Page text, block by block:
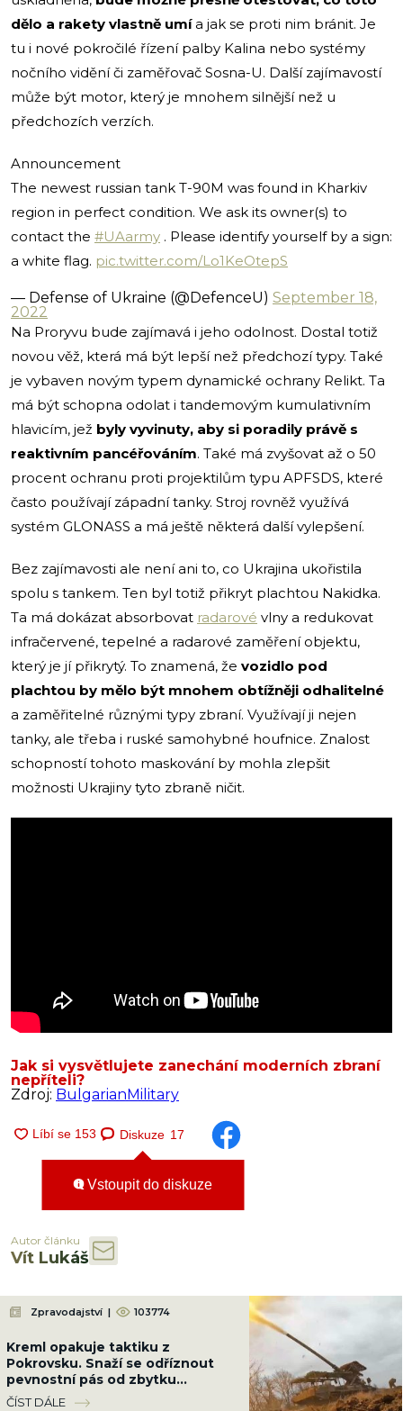
dělo a rakety vlastně umía jak se proti nim bránit. Je
tu i nové pokročilé řízení palby Kalina nebo systémy
nočního vidění či zaměřovač Sosna-U. Další zajímavostí
může být motor, který je mnohem silnější než u
předchozích verzích.
Announcement
The newest russian tank T-90M was found in Kharkiv
region in perfect condition. We ask its owner(s) to
contact the #UAarmy . Please identify yourself by a sign:
a white flag. pic.twitter.com/Lo1KeOtepS
— Defense of Ukraine (@DefenceU) September 18,
2022
Na Proryvu bude zajímavá i jeho odolnost. Dostal totiž
novou věž, která má být lepší než předchozí typy. Také
je vybaven novým typem dynamické ochrany Relikt. Ta
má být schopna odolat i tandemovým kumulativním
hlavicím, jež byly vyvinuty, aby si poradily právě s
reaktivním pancéřováním. Také má zvyšovat až o 50
procent ochranu proti projektilům typu APFSDS, které
často používají západní tanky. Stroj rovněž využívá
systém GLONASS a má ještě některá další vylepšení.
Bez zajímavosti ale není ani to, co Ukrajina ukořistila
spolu s tankem. Ten byl totiž přikryt plachtou Nakidka.
Ta má dokázat absorbovat radarové vlny a redukovat
infračervené, tepelné a radarové zaměření objektu,
který je jí přikrytý. To znamená, že vozidlo pod
plachtou by mělo být mnohem obtížněji odhalitelné
a zaměřitelné různými typy zbraní. Využívají ji nejen
tanky, ale třeba i ruské samohybné houfnice. Znalost
schopností tohoto maskování by mohla zlepšit
možnosti Ukrajiny tyto zbraně ničit.
Jak si vysvětlujete zanechání moderních zbraní
nepříteli?
Zdroj: BulgarianMilitary
Diskuze 17
Vstoupit do diskuze
Autor článku
Vít Lukáš
Zpravodajství | 103774
Kreml opakuje taktiku z
Pokrovsku. Snaží se odříznout
pevnostní pás od zbytku
Ukrajiny, než ho dorazí
ČÍST DÁLE